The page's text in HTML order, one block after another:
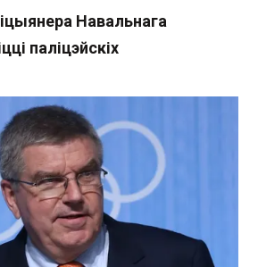
Навальнага
паліцэйскіх